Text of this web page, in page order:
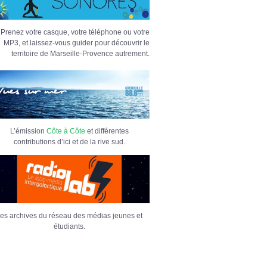
Prenez votre casque, votre téléphone ou votre
MP3, et laissez-vous guider pour découvrir le
territoire de Marseille-Provence autrement.
L’émission Côte à Côte et différentes
contributions d’ici et de la rive sud.
archives du réseau des médias jeunes et
étudiants.